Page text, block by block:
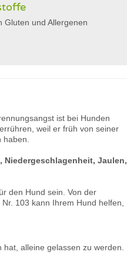
Gluten und Allergenen
ist bei Hunden
weil er früh von seiner
Niedergeschlagenheit, Jaulen,
den Hund sein. Von der
103 kann Ihrem Hund helfen,
hat, alleine gelassen zu werden.